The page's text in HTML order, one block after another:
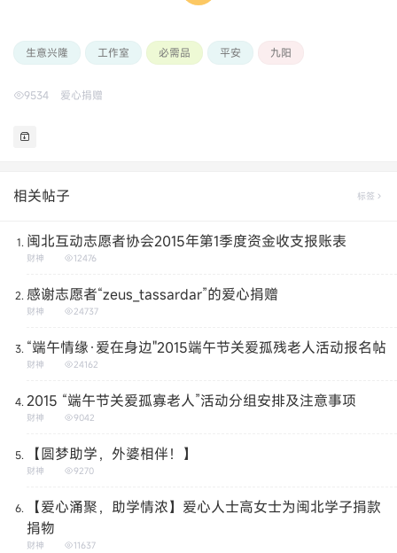
生意兴隆 工作室 必需品 平安 九阳
9534 爱心捐赠
相关帖子 标签
闽北互动志愿者协会2015年第1季度资金收支报账表
财神 12476
感谢志愿者“zeus_tassardar”的爱心捐赠
财神 24737
“端午情缘·爱在身边"2015端午节关爱孤残老人活动报名帖
财神 24162
2015 “端午节关爱孤寡老人”活动分组安排及注意事项
财神 9042
【圆梦助学，外婆相伴！】
财神 9270
【爱心涌聚，助学情浓】爱心人士高女士为闽北学子捐款
捐物
财神 11637